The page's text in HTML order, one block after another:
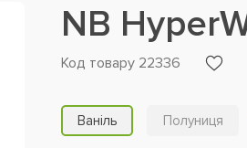
NB
Код товару 22336
Ваніль Полуниця